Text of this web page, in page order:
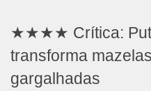
★★★★ Crítica:
transforma
gargalhadas